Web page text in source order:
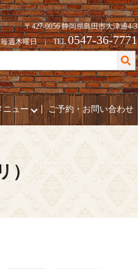
〒427-0056 静岡県島田市大津通4-3
週木曜日 | TEL0547-36-7771
ニュー ご予約・お問い合わせ
）